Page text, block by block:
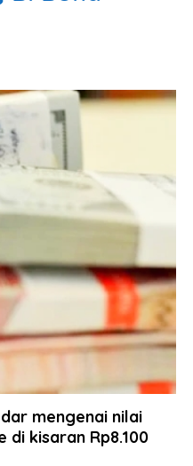
mengenai nilai
kisaran Rp8.100